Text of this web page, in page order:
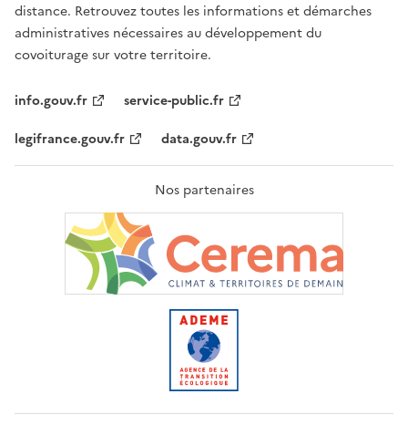
distance. Retrouvez toutes les informations et démarches
administratives nécessaires au développement du
covoiturage sur votre territoire.
info.gouv.fr
service-public.fr
legifrance.gouv.fr
data.gouv.fr
Nos partenaires